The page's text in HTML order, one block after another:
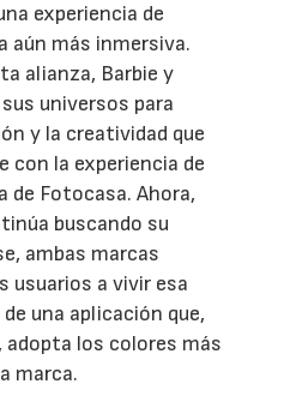
experiencia de
aún más inmersiva.
alianza, Barbie y
universos para
y la creatividad que
con la experiencia de
de Fotocasa. Ahora,
buscando su
ambas marcas
usuarios a vivir esa
una aplicación que,
los colores más
marca.